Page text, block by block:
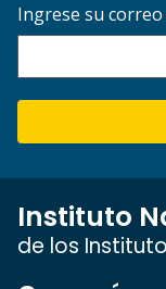
Ingrese su
Instituto
de los